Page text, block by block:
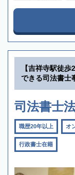
【吉祥寺駅徒
できる司法書士
司法書士
職歴20年以上 オ
行政書士在籍